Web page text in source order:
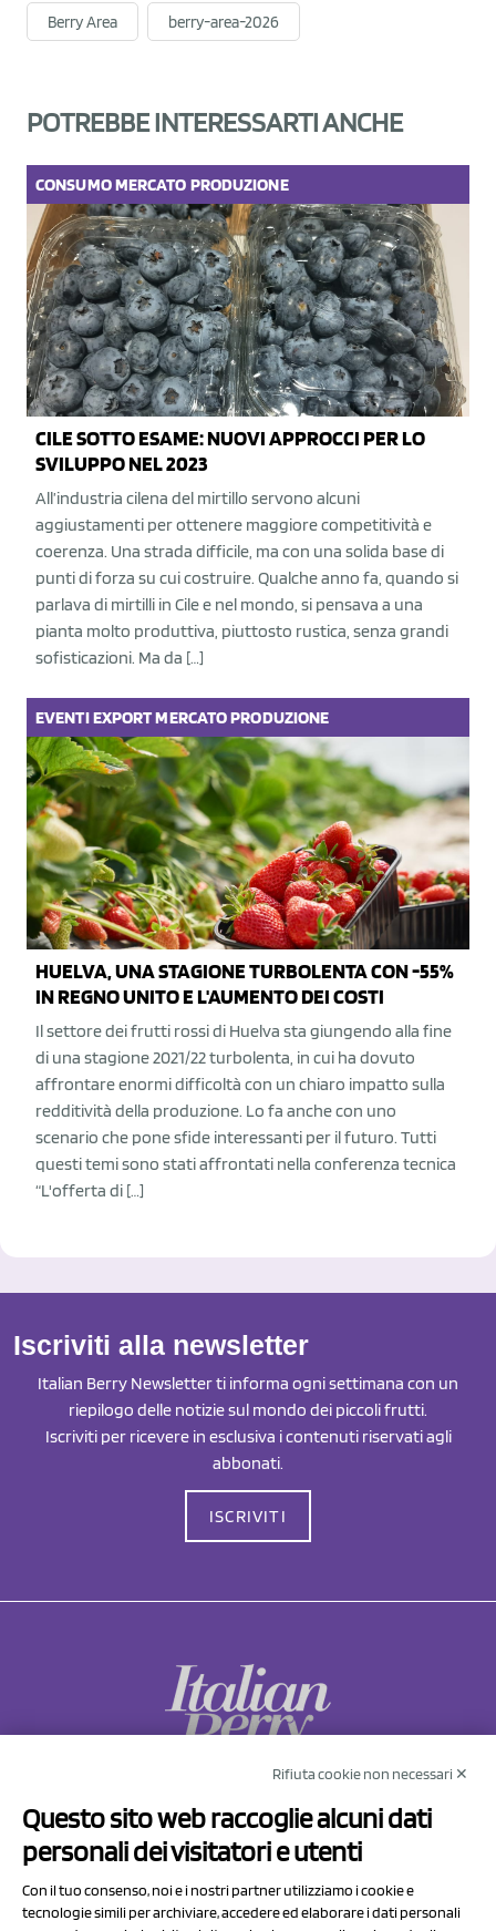
Berry Area berry-area-2026
POTREBBE INTERESSARTI ANCHE
CONSUMOMERCATO PRODUZIONE
CILE SOTTO ESAME: NUOVI APPROCCI PER LO
SVILUPPO NEL 2023
All’industria cilena del mirtillo servono alcuni
aggiustamenti per ottenere maggiore competitività e
coerenza. Una strada difficile, ma con una solida base di
punti di forza su cui costruire. Qualche anno fa, quando si
parlava di mirtilli in Cile e nel mondo, si pensava a una
pianta molto produttiva, piuttosto rustica, senza grandi
sofisticazioni. Ma da […]
EVENTIEXPORTMERCATOPRODUZIONE
HUELVA, UNA STAGIONE TURBOLENTA CON -55%
IN REGNO UNITO E L'AUMENTO DEI COSTI
Il settore dei frutti rossi di Huelva sta giungendo alla fine
di una stagione 2021/22 turbolenta, in cui ha dovuto
affrontare enormi difficoltà con un chiaro impatto sulla
redditività della produzione. Lo fa anche con uno
scenario che pone sfide interessanti per il futuro. Tutti
questi temi sono stati affrontati nella conferenza tecnica
“L'offerta di […]
Iscriviti alla newsletter
Italian Berry Newsletter ti informa ogni settimana con un
riepilogo delle notizie sul mondo dei piccoli frutti.
Iscriviti per ricevere in esclusiva i contenuti riservati agli
abbonati.
ISCRIVITI
Via Prov.le Sassuolo Vignola 315/1
41057 Spilamberto (MO)
Rifiuta cookie non necessari ✕
Questo sito web raccoglie alcuni dati
personali dei visitatori e utenti
Con il tuo consenso, noi e i nostri partner utilizziamo i cookie e
tecnologie simili per archiviare, accedere ed elaborare i dati personali